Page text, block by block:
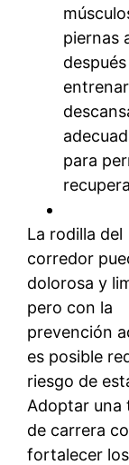
piernas
para
La rodilla del
corredor
dolorosa y
pero con la
prevención
es posible
riesgo de
Adoptar una
de carrera
fortalecer los